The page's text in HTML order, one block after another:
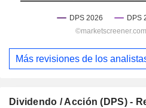
Más revisiones de los
Dividendo / Acción (DPS) -